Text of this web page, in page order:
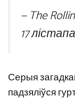
— The
17
Серыя
падзяліўся